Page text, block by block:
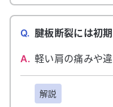
Q. 腱板断裂には初
A. 軽い肩の痛みや
解説